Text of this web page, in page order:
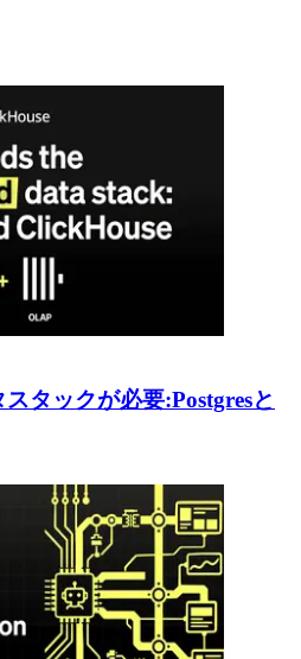
タックが必要:Postgresと